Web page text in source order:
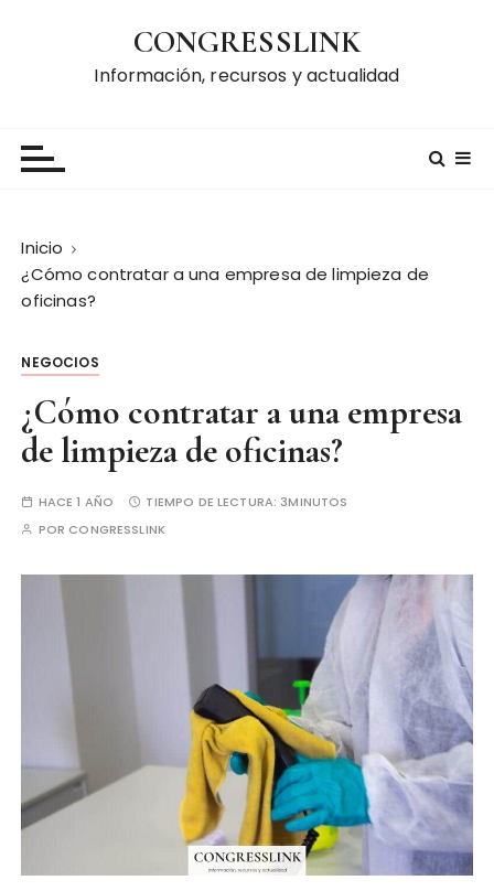
CONGRESSLINK
Información, recursos y actualidad
Inicio
¿Cómo contratar a una empresa de limpieza de
oficinas?
NEGOCIOS
¿Cómo contratar a una empresa
de limpieza de oficinas?
HACE 1 AÑO TIEMPO DE LECTURA: 3MINUTOS
POR CONGRESSLINK